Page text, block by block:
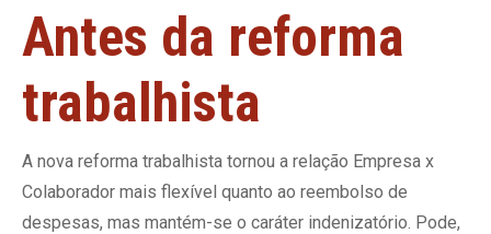
Antes da reforma
trabalhista
A nova reforma trabalhista tornou a relação Empresa x
Colaborador mais flexível quanto ao reembolso de
despesas, mas mantém-se o caráter indenizatório. Pode,